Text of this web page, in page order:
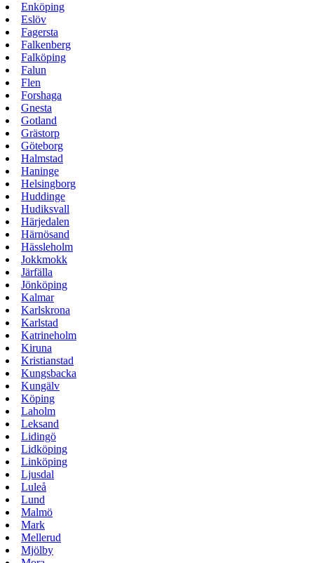
Enköping
Eslöv
Fagersta
Falkenberg
Falköping
Falun
Flen
Forshaga
Gnesta
Gotland
Grästorp
Göteborg
Halmstad
Haninge
Helsingborg
Huddinge
Hudiksvall
Härjedalen
Härnösand
Hässleholm
Jokkmokk
Järfälla
Jönköping
Kalmar
Karlskrona
Karlstad
Katrineholm
Kiruna
Kristianstad
Kungsbacka
Kungälv
Köping
Laholm
Leksand
Lidingö
Lidköping
Linköping
Ljusdal
Luleå
Lund
Malmö
Mark
Mellerud
Mjölby